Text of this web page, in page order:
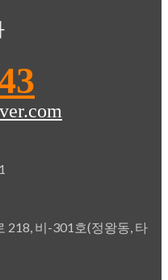
218, 비-301호(정왕동, 타